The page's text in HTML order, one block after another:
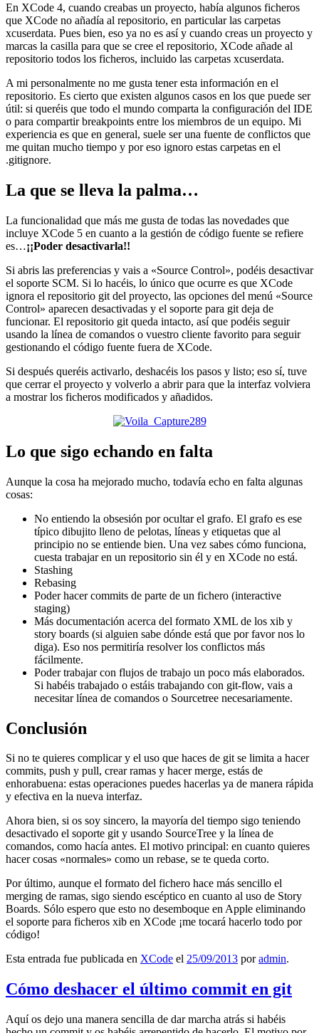
En XCode 4, cuando creabas un proyecto, había algunos ficheros
que XCode no añadía al repositorio, en particular las carpetas
xcuserdata. Pues bien, eso ya no es así y cuando creas un proyecto y
marcas la casilla para que se cree el repositorio, XCode añade al
repositorio todos los ficheros, incluido las carpetas xcuserdata.
A mi personalmente no me gusta tener esta información en el
repositorio. Es cierto que existen algunos casos en los que puede ser
útil: si queréis que todo el mundo comparta la configuración del IDE
o para compartir breakpoints entre los miembros de un equipo. Mi
experiencia es que en general, suele ser una fuente de conflictos que
me quitan mucho tiempo y por eso ignoro estas carpetas en el
.gitignore.
La que se lleva la palma…
La funcionalidad que más me gusta de todas las novedades que
incluye XCode 5 en cuanto a la gestión de código fuente se refiere
es…¡¡Poder desactivarla!!
Si abris las preferencias y vais a «Source Control», podéis desactivar
el soporte SCM. Si lo hacéis, lo único que ocurre es que XCode
ignora el repositorio git del proyecto, las opciones del menú «Source
Control» aparecen desactivadas y el soporte para git deja de
funcionar. El repositorio git queda intacto, así que podéis seguir
usando la línea de comandos o vuestro cliente favorito para seguir
gestionando el código fuente fuera de XCode.
Si después queréis activarlo, deshacéis los pasos y listo; eso sí, tuve
que cerrar el proyecto y volverlo a abrir para que la interfaz volviera
a mostrar los ficheros modificados y añadidos.
Lo que sigo echando en falta
Aunque la cosa ha mejorado mucho, todavía echo en falta algunas
cosas:
No entiendo la obsesión por ocultar el grafo. El grafo es ese
típico dibujito lleno de pelotas, líneas y etiquetas que al
principio no se entiende bien. Una vez sabes cómo funciona,
cuesta trabajar en un repositorio sin él y en XCode no está.
Stashing
Rebasing
Poder hacer commits de parte de un fichero (interactive
staging)
Más documentación acerca del formato XML de los xib y
story boards (si alguien sabe dónde está que por favor nos lo
diga). Eso nos permitiría resolver los conflictos más
fácilmente.
Poder trabajar con flujos de trabajo un poco más elaborados.
Si habéis trabajado o estáis trabajando con git-flow, vais a
necesitar línea de comandos o Sourcetree necesariamente.
Conclusión
Si no te quieres complicar y el uso que haces de git se limita a hacer
commits, push y pull, crear ramas y hacer merge, estás de
enhorabuena: estas operaciones puedes hacerlas ya de manera rápida
y efectiva en la nueva interfaz.
Ahora bien, si os soy sincero, la mayoría del tiempo sigo teniendo
desactivado el soporte git y usando SourceTree y la línea de
comandos, como hacía antes. El motivo principal: en cuanto quieres
hacer cosas «normales» como un rebase, se te queda corto.
Por último, aunque el formato del fichero hace más sencillo el
merging de ramas, sigo siendo escéptico en cuanto al uso de Story
Boards. Sólo espero que esto no desemboque en Apple eliminando
el soporte para ficheros xib en XCode ¡me tocará hacerlo todo por
código!
Esta entrada fue publicada en XCode el 25/09/2013 poradmin.
Cómo deshacer el último commit en git
Aquí os dejo una manera sencilla de dar marcha atrás si habéis